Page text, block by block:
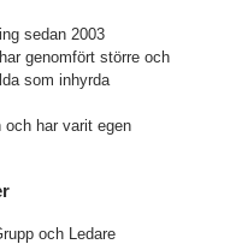
sedan 2003
genomfört större och
som inhyrda
och har varit egen
och Ledare